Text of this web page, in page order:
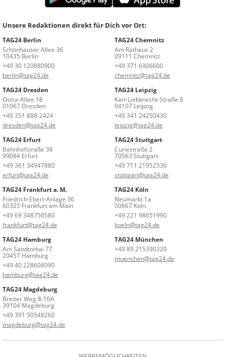
Unsere Redaktionen direkt für Dich vor Ort:
TAG24 Berlin
Schönhauser Allee 36
10435 Berlin
+49 30 120880900
berlin@tag24.de
TAG24 Chemnitz
Am Rathaus 2
09111 Chemnitz
+49 371 6906600
chemnitz@tag24.de
TAG24 Dresden
Ostra-Allee 18
01067 Dresden
+49 351 888-2424
dresden@tag24.de
TAG24 Leipzig
Karl-Liebknecht-Straße 8
04107 Leipzig
+49 341 24250430
leipzig@tag24.de
TAG24 Erfurt
Bahnhofstraße 38
99084 Erfurt
+49 361 34947880
erfurt@tag24.de
TAG24 Stuttgart
Curiestraße 2
70563 Stuttgart
+49 711 21952530
stuttgart@tag24.de
TAG24 Frankfurt a. M.
Friedrich-Ebert-Anlage 36
60325 Frankfurt am Main
+49 69 348750580
frankfurt@tag24.de
TAG24 Köln
Neumarkt 1a
50667 Köln
+49 221 98651990
koeln@tag24.de
TAG24 Hamburg
Am Sandtorkai 77
20457 Hamburg
+49 40 228608090
hamburg@tag24.de
TAG24 München
+49 89 215390320
muenchen@tag24.de
TAG24 Magdeburg
Breiter Weg 8-10A
39104 Magdeburg
+49 391 50548260
magdeburg@tag24.de